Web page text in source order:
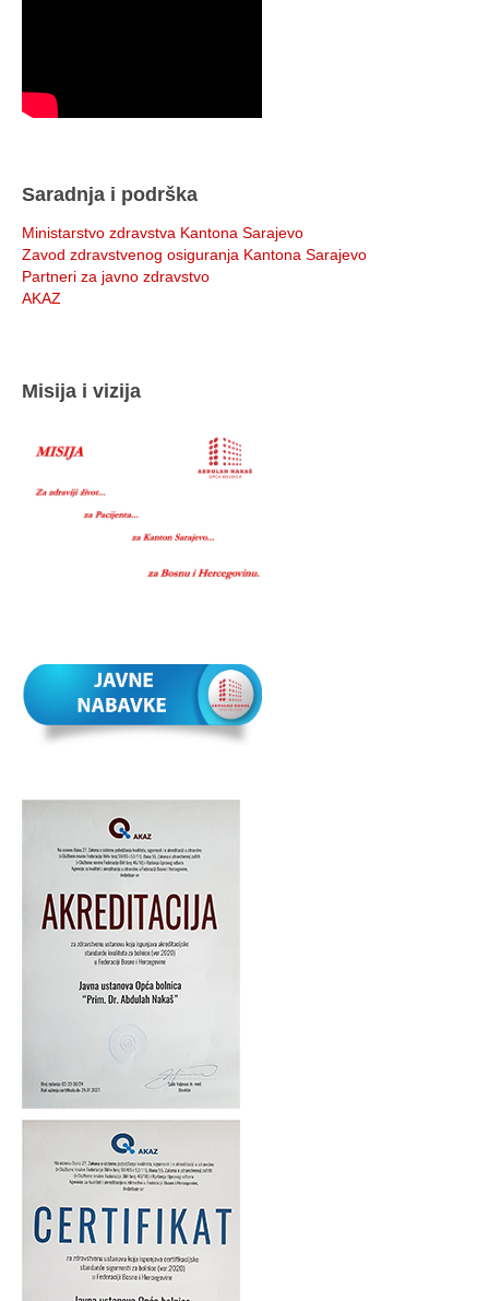
Saradnja i podrška
Ministarstvo zdravstva Kantona Sarajevo
Zavod zdravstvenog osiguranja Kantona Sarajevo
Partneri za javno zdravstvo
AKAZ
Misija i vizija